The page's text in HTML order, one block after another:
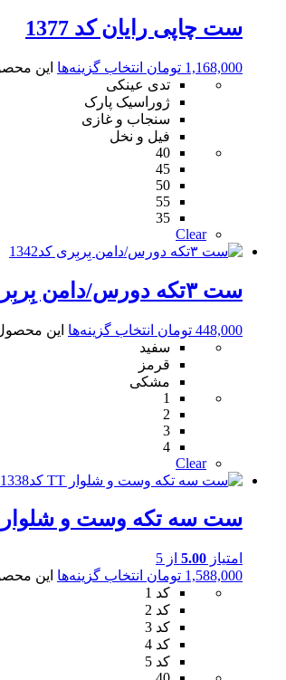
ست چاپی رایان کد 1377
1,168,000 تومان انتخاب گزینه‌ها این
تدی عینکی
ژوراسیک پارک
سنجاب و غازی
فیل و نخل
40
45
50
55
35
Clear
ست ۳تکه دورس/دامن بِربِری کد1342
448,000 تومان انتخاب گزینه‌ها این
سفید
قرمز
مشکی
1
2
3
4
Clear
ست سه تکه وست و شلوار TT کد1338
امتیاز 5.00 از 5
1,588,000 تومان انتخاب گزینه‌ها این
کد 1
کد 2
کد 3
کد 4
کد 5